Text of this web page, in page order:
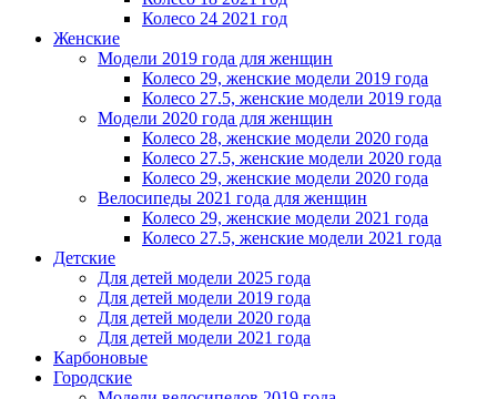
Колесо 24 2021 год
Женскиe
Модели 2019 года для женщин
Колесо 29, женские модели 2019 года
Колесо 27.5, женские модели 2019 года
Модели 2020 года для женщин
Колесо 28, женские модели 2020 года
Колесо 27.5, женские модели 2020 года
Колесо 29, женские модели 2020 года
Велосипеды 2021 года для женщин
Колесо 29, женские модели 2021 года
Колесо 27.5, женские модели 2021 года
Детские
Для детей модели 2025 года
Для детей модели 2019 года
Для детей модели 2020 года
Для детей модели 2021 года
Карбоновые
Городские